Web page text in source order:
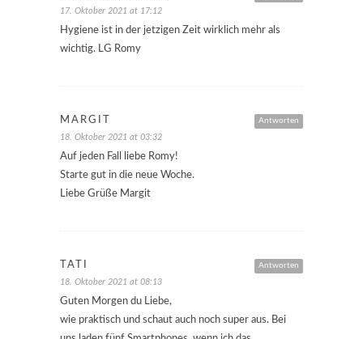
17. Oktober 2021 at 17:12
Hygiene ist in der jetzigen Zeit wirklich mehr als
wichtig. LG Romy
Antworten
MARGIT
18. Oktober 2021 at 03:32
Auf jeden Fall liebe Romy!
Starte gut in die neue Woche.
Liebe Grüße Margit
Antworten
TATI
18. Oktober 2021 at 08:13
Guten Morgen du Liebe,
wie praktisch und schaut auch noch super aus. Bei